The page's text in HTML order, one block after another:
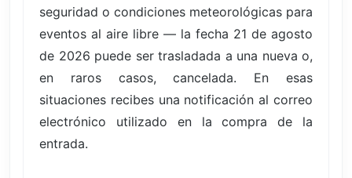
seguridad o condiciones meteorológicas para
eventos al aire libre — la fecha 21 de agosto
de 2026 puede ser trasladada a una nueva o,
en raros casos, cancelada. En esas
situaciones recibes una notificación al correo
electrónico utilizado en la compra de la
entrada.